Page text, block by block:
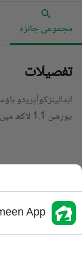
مجموعی جائزہ
تفصیلات
پورشن 1.1 لاکھ میں کرایہ پر دستیاب ہے۔
قیمت
باتھ
رقبہ
App